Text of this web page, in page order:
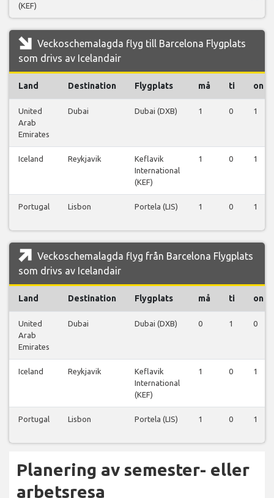
(KEF)
Veckoschemalagda flyg till Barcelona Flygplats
som drivs av Icelandair
Land Destination Flygplats må ti on
United
Arab
Emirates
Dubai Dubai (DXB) 1 0 1
Iceland Reykjavik
Keflavik
International
(KEF)
1 0 1
Portugal Lisbon Portela (LIS) 1 0 1
Veckoschemalagda flyg från Barcelona Flygplats
som drivs av Icelandair
Land Destination Flygplats må ti on
United
Arab
Emirates
Dubai Dubai (DXB) 0 1 0
Iceland Reykjavik
Keflavik
International
(KEF)
1 0 1
Portugal Lisbon Portela (LIS) 1 0 1
Planering av semester- eller
arbetsresa